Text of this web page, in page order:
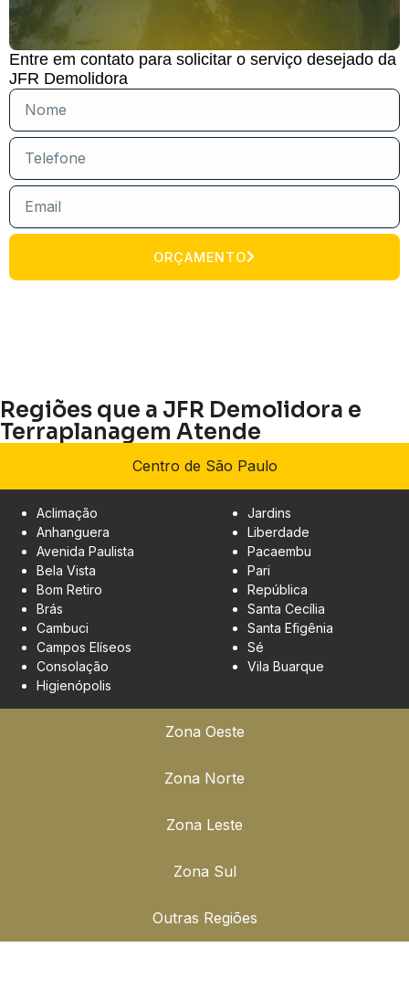
Entre em contato para solicitar o serviço desejado da
JFR Demolidora
ORÇAMENTO
Regiões que a JFR Demolidora e
Terraplanagem Atende
Centro de São Paulo
Zona Oeste
Zona Norte
Zona Leste
Zona Sul
Outras Regiões
Aclimação
Anhanguera
Avenida Paulista
Bela Vista
Bom Retiro
Brás
Cambuci
Campos Elíseos
Consolação
Higienópolis
Jardins
Liberdade
Pacaembu
Pari
República
Santa Cecília
Santa Efigênia
Sé
Vila Buarque